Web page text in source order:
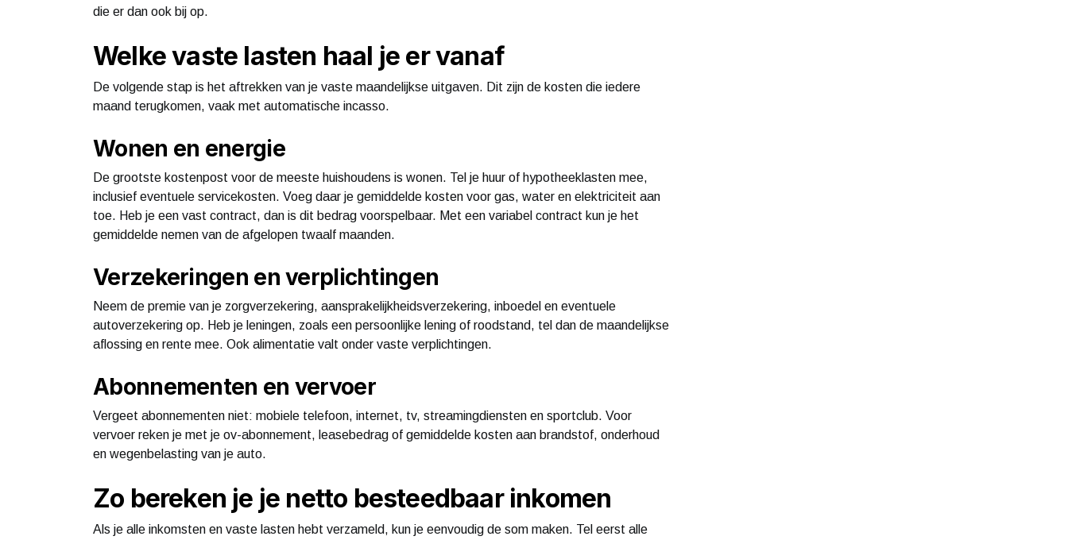
die er dan ook bij op.
Welke vaste lasten haal je er vanaf
De volgende stap is het aftrekken van je vaste maandelijkse uitgaven. Dit zijn de kosten die iedere
maand terugkomen, vaak met automatische incasso.
Wonen en energie
De grootste kostenpost voor de meeste huishoudens is wonen. Tel je huur of hypotheeklasten mee,
inclusief eventuele servicekosten. Voeg daar je gemiddelde kosten voor gas, water en elektriciteit aan
toe. Heb je een vast contract, dan is dit bedrag voorspelbaar. Met een variabel contract kun je het
gemiddelde nemen van de afgelopen twaalf maanden.
Verzekeringen en verplichtingen
Neem de premie van je zorgverzekering, aansprakelijkheidsverzekering, inboedel en eventuele
autoverzekering op. Heb je leningen, zoals een persoonlijke lening of roodstand, tel dan de maandelijkse
aflossing en rente mee. Ook alimentatie valt onder vaste verplichtingen.
Abonnementen en vervoer
Vergeet abonnementen niet: mobiele telefoon, internet, tv, streamingdiensten en sportclub. Voor
vervoer reken je met je ov-abonnement, leasebedrag of gemiddelde kosten aan brandstof, onderhoud
en wegenbelasting van je auto.
Zo bereken je je netto besteedbaar inkomen
Als je alle inkomsten en vaste lasten hebt verzameld, kun je eenvoudig de som maken. Tel eerst alle